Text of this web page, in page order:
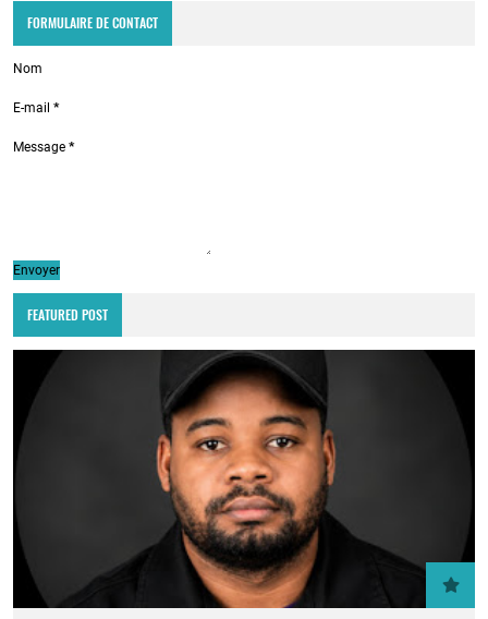
FORMULAIRE DE CONTACT
Nom
E-mail *
Message *
FEATURED POST